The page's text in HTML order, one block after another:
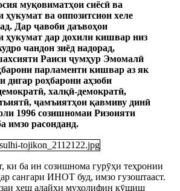
муқовиматҳои сиёсӣ ва
ҳукумат ва оппозитсион хеле
Дар ҷавоби даъвоҳои
ҳукумат дар дохили кишвар низ
чандон зиёд надорад,
Раиси ҷумҳур Эмомалӣ
парламенти кишвар аз як
дигар роҳбарони аҳзоби
ӣ, халқӣ-демократӣ,
ӣ, ҷамъиятҳои қавмиву динӣ
1996 созишномаи Ризоияти
имзо расонданд.
ки ба ин созишнома гурӯҳи теҳронии
сангари ИНОТ буд, имзо гузоштааст.
хеш алайҳи мухолифин кӯшиш